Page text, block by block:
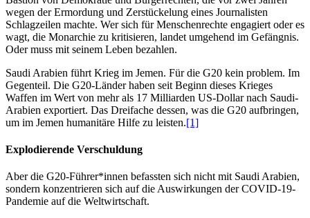
wegen der Ermordung und Zerstückelung eines Journalisten
Schlagzeilen machte. Wer sich für Menschenrechte engagiert oder es
wagt, die Monarchie zu kritisieren, landet umgehend im Gefängnis.
Oder muss mit seinem Leben bezahlen.
Saudi Arabien führt Krieg im Jemen. Für die G20 kein problem. Im
Gegenteil. Die G20-Länder haben seit Beginn dieses Krieges
Waffen im Wert von mehr als 17 Milliarden US-Dollar nach Saudi-
Arabien exportiert. Das Dreifache dessen, was die G20 aufbringen,
um im Jemen humanitäre Hilfe zu leisten.[1]
Explodierende Verschuldung
Aber die G20-Führer*innen befassten sich nicht mit Saudi Arabien,
sondern konzentrieren sich auf die Auswirkungen der COVID-19-
Pandemie auf die Weltwirtschaft.